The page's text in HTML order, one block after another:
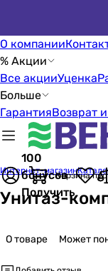
О компании
% Акции
Все акцииУценка
Больше
ГарантияВозврат
100
бонусов
Получить
Корзина
Интернет-магазин
Унитаз-
О товаре Может